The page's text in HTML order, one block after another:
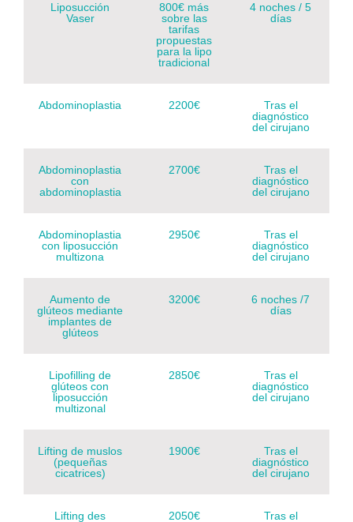
Liposucción
Vaser
800€ más
sobre las
tarifas
propuestas
para la lipo
tradicional
4 noches / 5
días
Abdominoplastia 2200€
Tras el
diagnóstico
del cirujano
Abdominoplastia
con
abdominoplastia
2700€
Tras el
diagnóstico
del cirujano
Abdominoplastia
con liposucción
multizona
2950€
Tras el
diagnóstico
del cirujano
Aumento de
glúteos mediante
implantes de
glúteos
3200€
6 noches /7
días
Lipofilling de
glúteos con
liposucción
multizonal
2850€
Tras el
diagnóstico
del cirujano
Lifting de muslos
(pequeñas
cicatrices)
1900€
Tras el
diagnóstico
del cirujano
Lifting des
2050€
Tras el